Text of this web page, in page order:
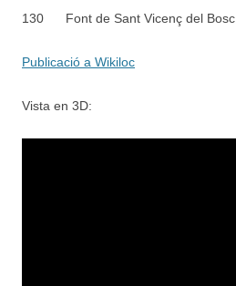
130 Font de Sant Vicenç del Bosc.
Publicació a Wikiloc
Vista en 3D: